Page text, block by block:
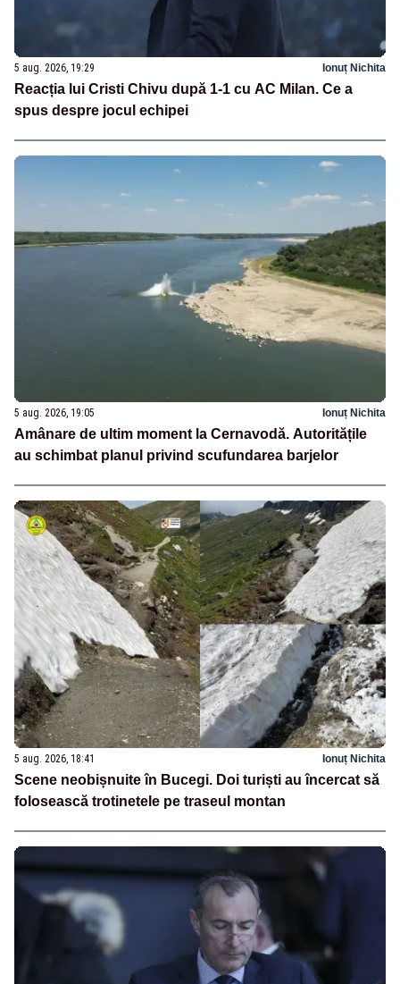
5 aug. 2026, 19:29 Ionuț Nichita
Reacția lui Cristi Chivu după 1-1 cu AC Milan. Ce a
spus despre jocul echipei
5 aug. 2026, 19:05 Ionuț Nichita
Amânare de ultim moment la Cernavodă. Autoritățile
au schimbat planul privind scufundarea barjelor
5 aug. 2026, 18:41 Ionuț Nichita
Scene neobișnuite în Bucegi. Doi turiști au încercat să
folosească trotinetele pe traseul montan